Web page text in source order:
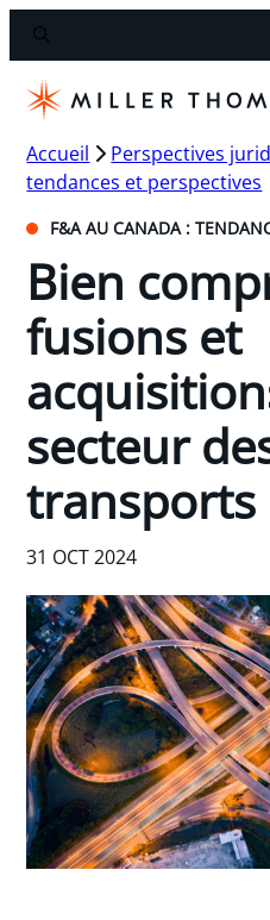
Accueil Perspectives
tendances et perspectives
F&A AU CANADA :
Bien
fusions et
secteur
transports
31 OCT 2024